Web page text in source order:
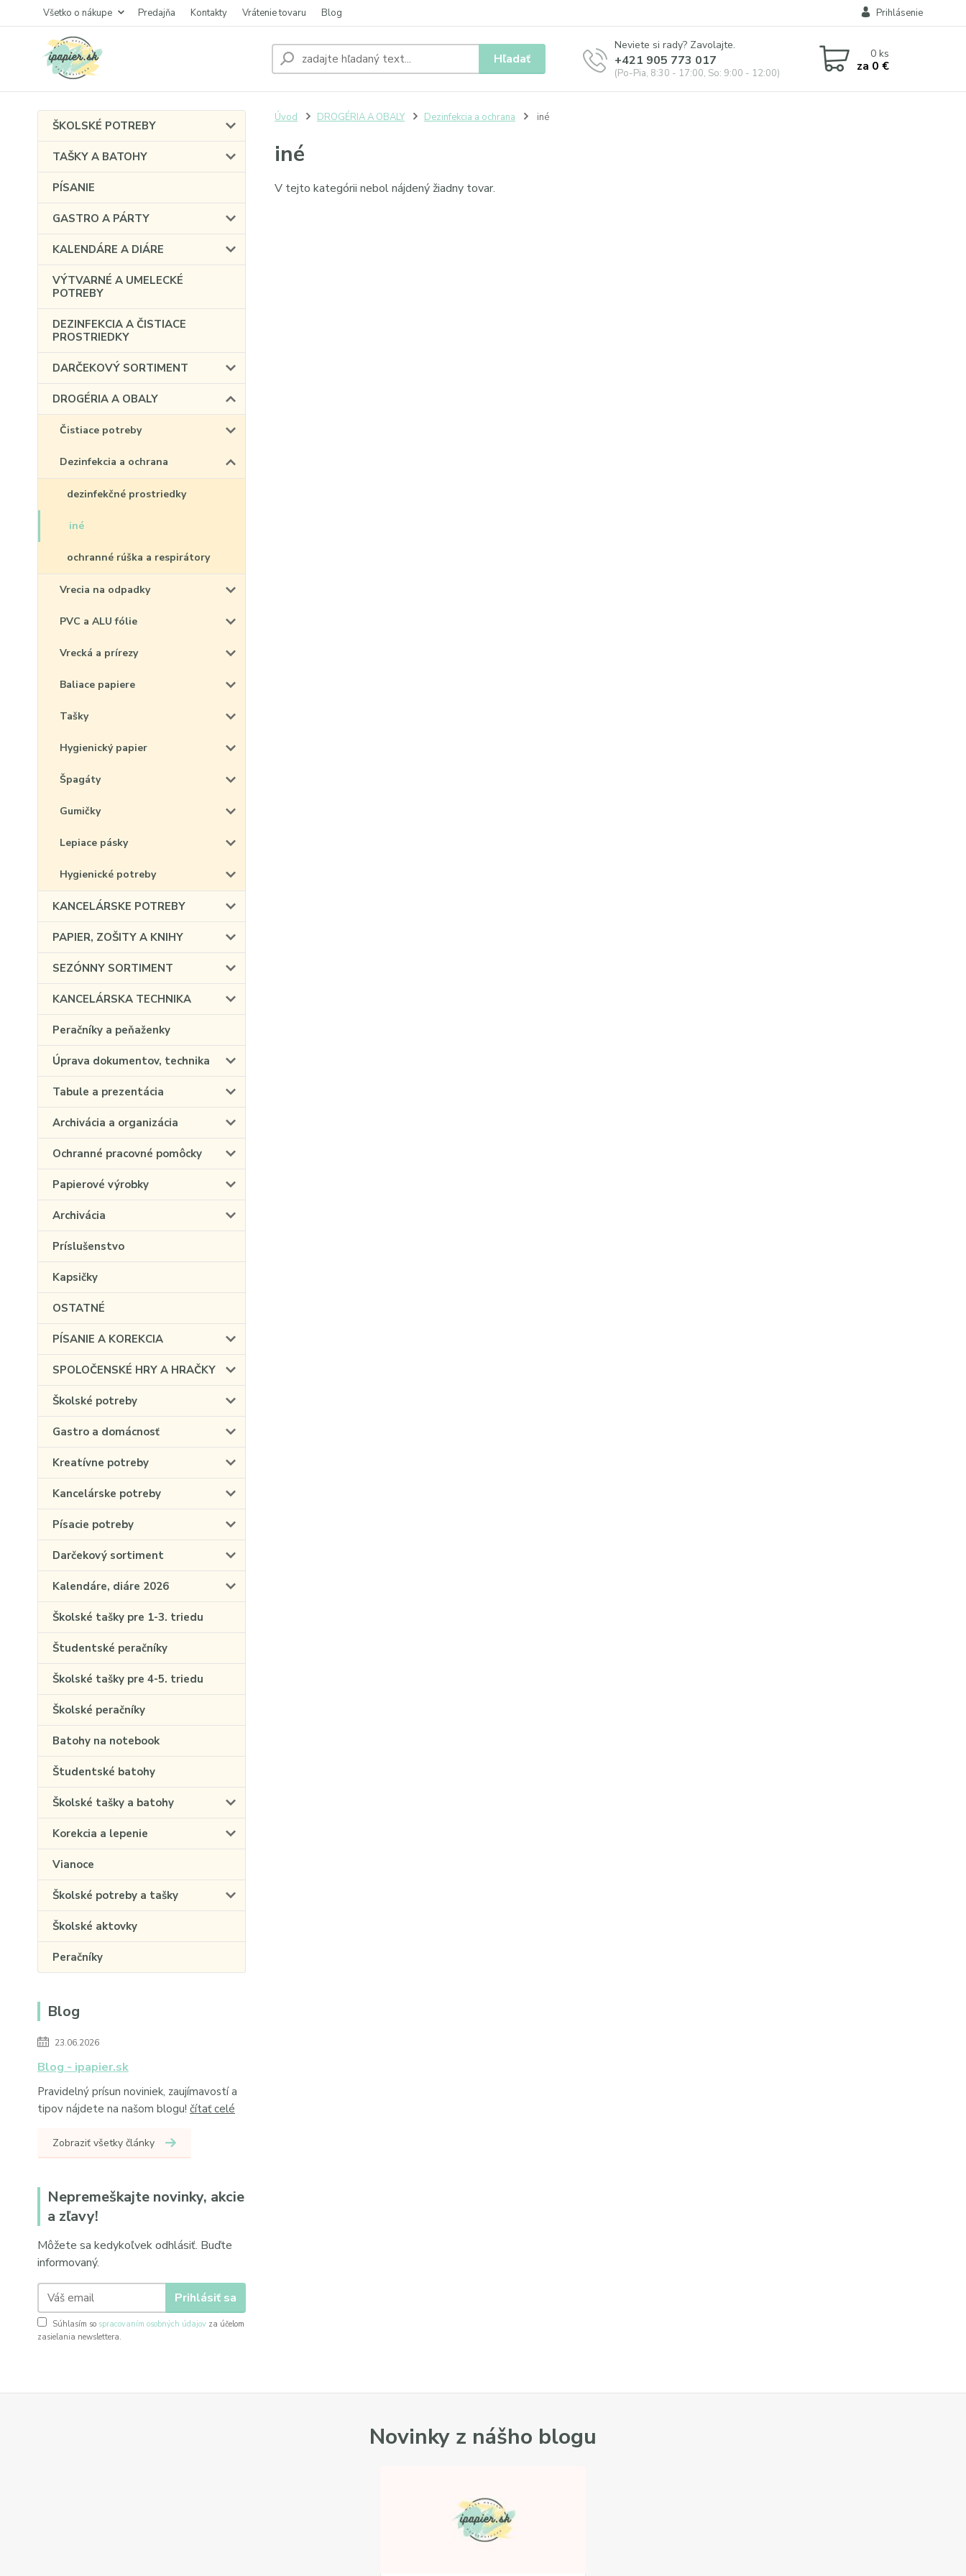
Všetko o nákupe Predajňa Kontakty Vrátenie tovaru Blog Prihlásenie
Hľadať
Neviete si rady? Zavolajte.
+421 905 773 017
(Po-Pia, 8:30 - 17:00, So: 9:00 - 12:00)
0ks
za 0 €
ŠKOLSKÉ POTREBY
TAŠKY A BATOHY
PÍSANIE
GASTRO A PÁRTY
KALENDÁRE A DIÁRE
VÝTVARNÉ A UMELECKÉ
POTREBY
DEZINFEKCIA A ČISTIACE
PROSTRIEDKY
DARČEKOVÝ SORTIMENT
DROGÉRIA A OBALY
Čistiace potreby
Dezinfekcia a ochrana
dezinfekčné prostriedky
iné
ochranné rúška a respirátory
Vrecia na odpadky
PVC a ALU fólie
Vrecká a prírezy
Baliace papiere
Tašky
Hygienický papier
Špagáty
Gumičky
Lepiace pásky
Hygienické potreby
KANCELÁRSKE POTREBY
PAPIER, ZOŠITY A KNIHY
SEZÓNNY SORTIMENT
KANCELÁRSKA TECHNIKA
Peračníky a peňaženky
Úprava dokumentov, technika
Tabule a prezentácia
Archivácia a organizácia
Ochranné pracovné pomôcky
Papierové výrobky
Archivácia
Príslušenstvo
Kapsičky
OSTATNÉ
PÍSANIE A KOREKCIA
SPOLOČENSKÉ HRY A HRAČKY
Školské potreby
Gastro a domácnosť
Kreatívne potreby
Kancelárske potreby
Písacie potreby
Darčekový sortiment
Kalendáre, diáre 2026
Školské tašky pre 1-3. triedu
Študentské peračníky
Školské tašky pre 4-5. triedu
Školské peračníky
Batohy na notebook
Študentské batohy
Školské tašky a batohy
Korekcia a lepenie
Vianoce
Školské potreby a tašky
Školské aktovky
Peračníky
Blog
23.06.2026
Blog - ipapier.sk
Pravidelný prísun noviniek, zaujímavostí a
tipov nájdete na našom blogu! čítať celé
Zobraziť všetky články
Nepremeškajte novinky, akcie
a zľavy!
Môžete sa kedykoľvek odhlásiť. Buďte
informovaný.
Prihlásiť sa
Súhlasím so spracovaním osobných údajov za účelom
zasielania newslettera.
Úvod DROGÉRIA A OBALY Dezinfekcia a ochrana iné
iné
V tejto kategórii nebol nájdený žiadny tovar.
Novinky z nášho blogu